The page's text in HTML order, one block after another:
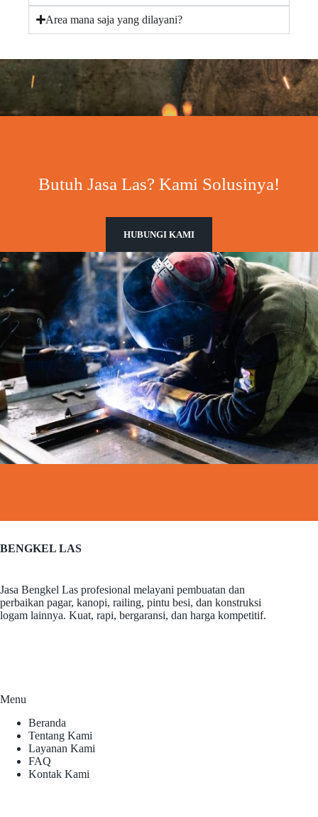
Area mana saja yang dilayani?
Butuh Jasa Las? Kami Solusinya!
HUBUNGI KAMI
BENGKEL LAS
Jasa Bengkel Las profesional melayani pembuatan dan
perbaikan pagar, kanopi, railing, pintu besi, dan konstruksi
logam lainnya. Kuat, rapi, bergaransi, dan harga kompetitif.
Menu
Beranda
Tentang Kami
Layanan Kami
FAQ
Kontak Kami